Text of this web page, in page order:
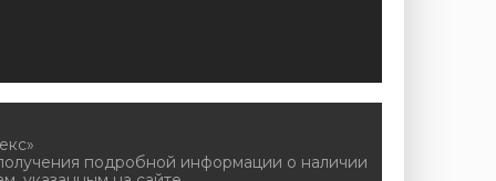
подробной информации о наличии